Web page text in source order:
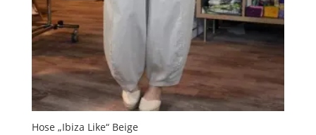
Hose „Ibiza Like“ Beige